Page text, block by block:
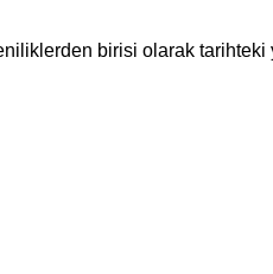
birisi olarak tarihteki